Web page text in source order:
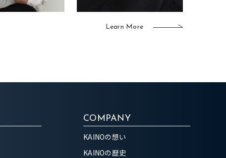
Learn More
COMPANY
KAINOの想い
KAINOの歴史